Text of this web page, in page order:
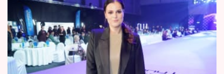
Seriály
Horoskopy
Sledujte prima+